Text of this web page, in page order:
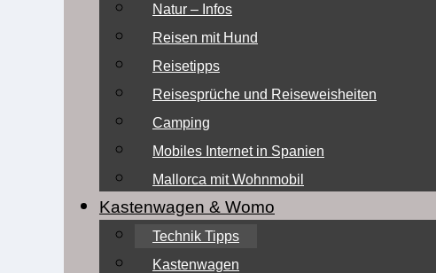
Natur – Infos
Reisen mit Hund
Reisetipps
Reisesprüche und Reiseweisheiten
Camping
Mobiles Internet in Spanien
Mallorca mit Wohnmobil
Kastenwagen & Womo
Technik Tipps
Kastenwagen